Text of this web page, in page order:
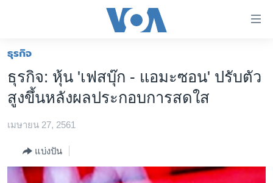
ต่อ
ไป
เนื้อหา
ข้าม
หลัก
หน้าหลัก
โลก
เอเชีย
สหรัฐฯ
ไทย
ธุรกิจ
ธุรกิจ
ธุรกิจ: หุ้น 'เฟสบุ๊ก - แอมะซอน' ปรับตัว
สูงขึ้นหลังผลประกอบการสดใส
เมษายน 27, 2561
แบ่งปัน